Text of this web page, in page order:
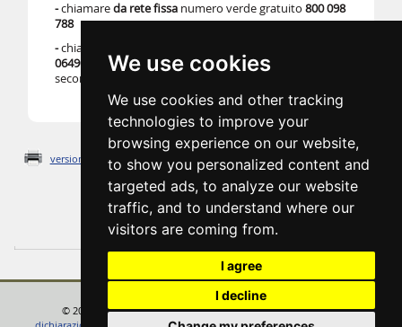
We use cookies
We use cookies and other tracking
technologies to improve your
browsing experience on our website,
to show you personalized content and
targeted ads, to analyze our website
traffic, and to understand where our
visitors are coming from.
I agree
I decline
-chiamareda rete fissa numero verde gratuito 800 098
788
-chiamare
0649013
, con costo della chiamata a carico dell’utente
secondo la tariffa del gestore telefonico
versione stampabile
Ultimo aggiornamento: Mon Jul 13 10:18:31 CEST 2026
Monica-Feletig
© 2022 Regione Autonoma Friuli Venezia Giulia
feedback